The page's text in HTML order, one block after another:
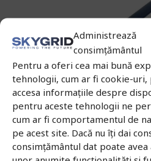
Administrează
consimțământul
Pentru a oferi cea mai bună
tehnologii, cum ar fi cookie-uri,
accesa informațiile despre
pentru aceste tehnologii ne
cum ar fi comportamentul de
pe acest site. Dacă nu îți dai
consimțământul dat poate